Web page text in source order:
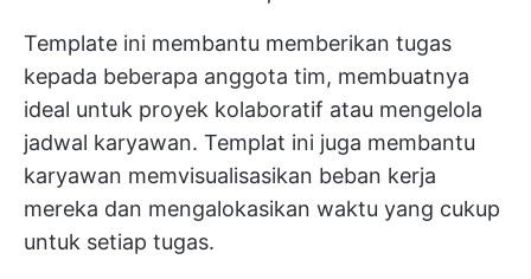
Template ini membantu memberikan tugas
kepada beberapa anggota tim, membuatnya
ideal untuk proyek kolaboratif atau mengelola
jadwal karyawan. Templat ini juga membantu
karyawan memvisualisasikan beban kerja
mereka dan mengalokasikan waktu yang cukup
untuk setiap tugas.